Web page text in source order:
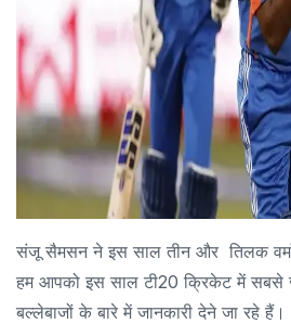
संजू सैमसन ने इस साल तीन और तिलक
हम आपको इस साल टी20 क्रिकेट में सबसे
बल्लेबाजों के बारे में जानकारी देने जा रहे